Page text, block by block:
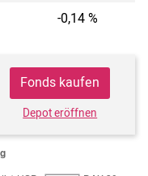
-0,14 %
Fonds kaufen
Depot eröffnen